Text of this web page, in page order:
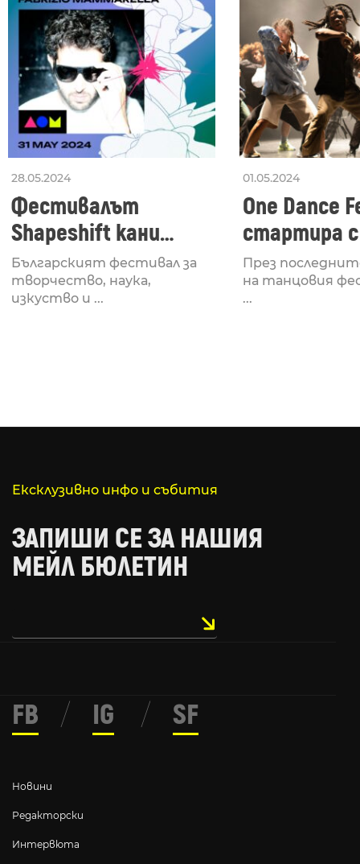
28.05.2024
Фестивалът
Shapeshift кани
Fabrizio Mammarella
за откриването си
Българският фестивал за
творчество, наука,
изкуство и ...
01.05.2024
One Dance
стартира
Lucid,
рейв
През
на танцовия
...
Ексклузивно инфо и събития
ЗАПИШИ СЕ ЗА НАШИЯ
МЕЙЛ БЮЛЕТИН
Новини
Редакторски
Интервюта
FB / IG / SF